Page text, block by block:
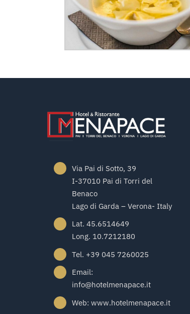
Via Pai di Sotto, 39
I-37010 Pai di Torri del
Benaco
Lago di Garda – Verona- Italy
Lat. 45.6514649
Long. 10.7212180
Tel. +39 045 7260025
Email:
info@hotelmenapace.it
Web: www.hotelmenapace.it